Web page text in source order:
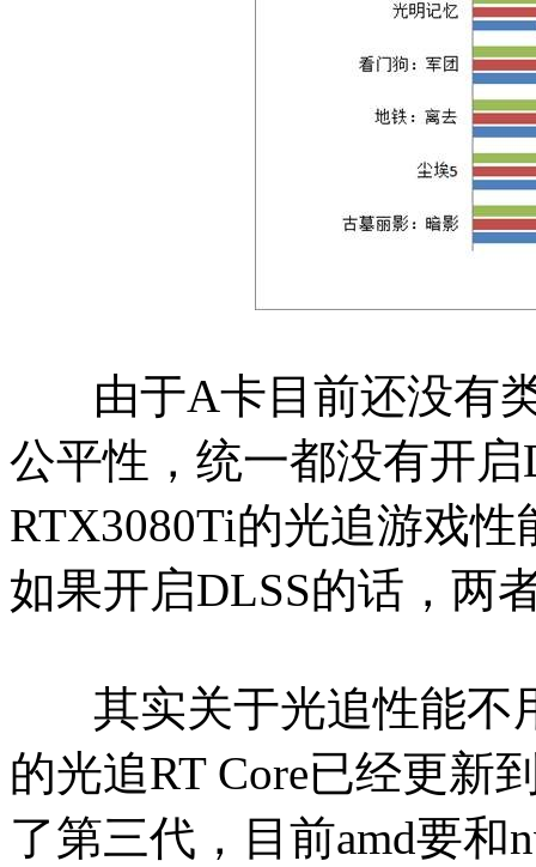
由于A卡目前还没有类
公平性，统一都没有开
RTX3080Ti的光追游戏
如果开启DLSS的话，两
其实关于光追性能不
的光追RT Core已经更新
了第三代，目前amd要